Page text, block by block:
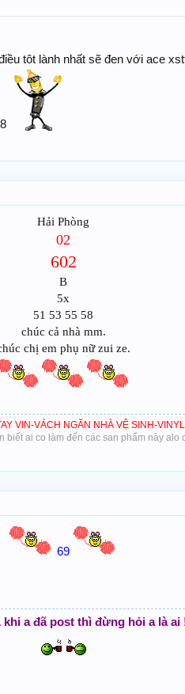
tôt lành nhất sẽ đen với ace
Hải Phòng
02
602
B
5x
51 53 55 58
chúc cả nhà mm.
chị em phụ nữ zui ze.
VIN-VÁCH NGĂN NHÀ VỆ SINH-
biết ai co làm đến các san phẩm này alo
69
khi a đã post thì đừng hỏi a là ai